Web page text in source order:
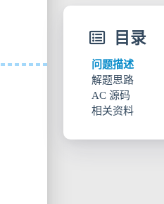
目录
问题描述
解题思路
AC 源码
相关资料